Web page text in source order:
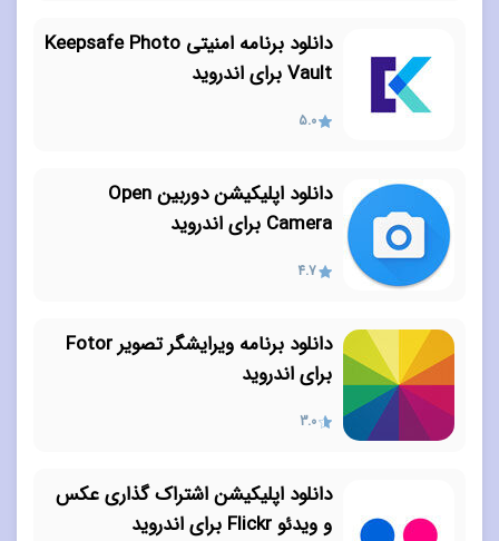
دانلود برنامه امنیتی Keepsafe Photo
Vault برای اندروید
5.0
دانلود اپلیکیشن دوربین Open
Camera برای اندروید
4.7
دانلود برنامه ویرایشگر تصویر Fotor
برای اندروید
3.0
دانلود اپلیکیشن اشتراک گذاری عکس
و ویدئو Flickr برای اندروید